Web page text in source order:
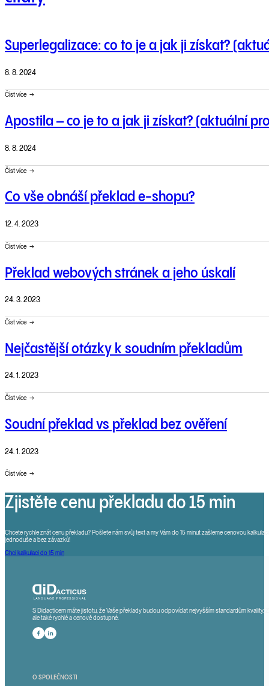
Superlegalizace: co to je a jak ji získat?
8. 8. 2024
Číst více
Apostila – co je to a jak ji získat? (aktuální
8. 8. 2024
Číst více
Co vše obnáší překlad e-shopu?
12. 4. 2023
Číst více
Překlad webových stránek a jeho úskalí
24. 3. 2023
Číst více
Nejčastější otázky k soudním překladům
24. 1. 2023
Číst více
Soudní překlad vs překlad bez ověření
24. 1. 2023
Číst více
Zjistěte cenu překladu do 15 min
Chcete rychle znát cenu překladu? Pošlete nám svůj text a my Vám do 15 minut zašleme cenovou
jednoduše a bez závazků!
Chci kalkulaci do 15 min
S Didacticem máte jistotu, že Vaše překlady budou odpovídat nejvyšším standardům kvality.
ale také rychlé a cenově dostupné.
Sledute nás na Facebooku
Sledujte nás na LinkedInu
O SPOLEČNOSTI